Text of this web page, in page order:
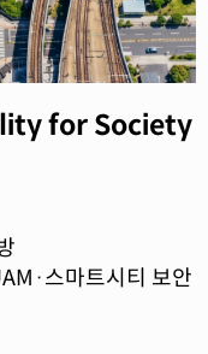
for Society
스마트시티 보안